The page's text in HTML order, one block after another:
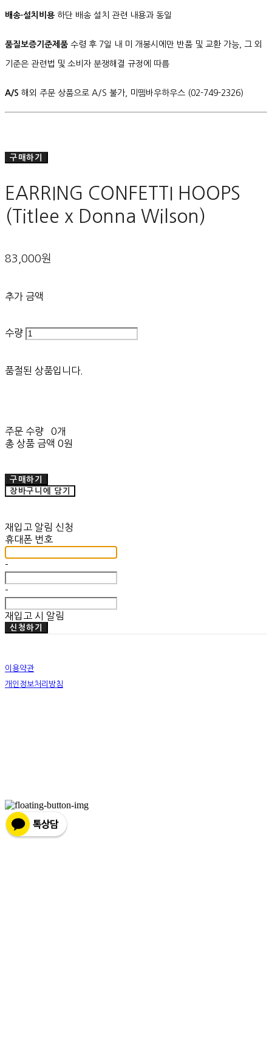
배송·설치비용 하단 배송 설치 관련 내용과 동일
품질보증기준제품 수령 후 7일 내 미 개봉시에만 반품 및 교환 가능, 그 외
기준은 관련법 및 소비자 분쟁해결 규정에 따름
A/S 해외 주문 상품으로 A/S 불가, 미뗌바우하우스 (02-749-2326)
구매하기
EARRING CONFETTI HOOPS
(Titlee x Donna Wilson)
83,000원
추가 금액
수량
품절된 상품입니다.
주문 수량
0개
총 상품 금액 0원
구매하기
장바구니에 담기
재입고 알림 신청
휴대폰 번호
-
-
재입고 시 알림
신청하기
이용약관
개인정보처리방침